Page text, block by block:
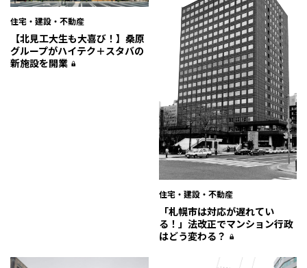
住宅・建設・不動産
【北見工大生も大喜び！】桑原
グループがハイテク＋スタバの
新施設を開業
住宅・建設・不動産
「札幌市は対応が遅れてい
る！」法改正でマンション行政
はどう変わる？